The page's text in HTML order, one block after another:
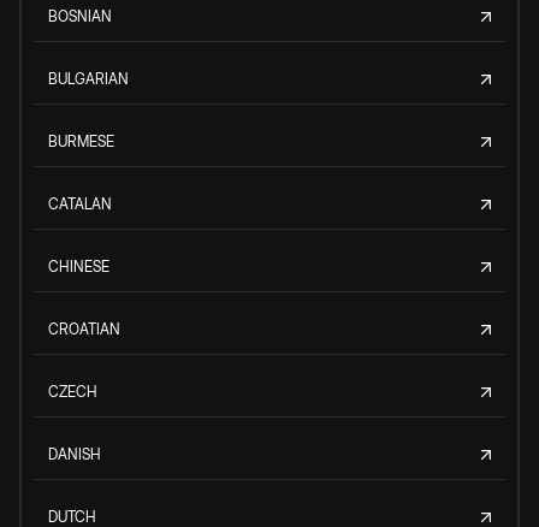
BOSNIAN
BULGARIAN
BURMESE
CATALAN
CHINESE
CROATIAN
CZECH
DANISH
DUTCH